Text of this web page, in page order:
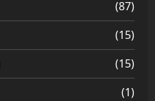
(87)
(15)
(15)
(1)